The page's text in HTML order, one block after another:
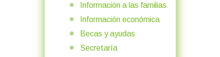
Información a las familias
Información económica
Becas y ayudas
Secretaría